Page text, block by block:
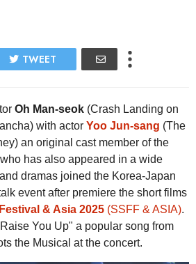
TWEET
Oh Man-seok (Crash Landing on
with actor Yoo Jun-sang (The
an original cast member of the
has also appeared in a wide
dramas joined the Korea-Japan
event after premiere the short films
& Asia 2025 (SSFF & ASIA).
You Up" a popular song from
the Musical at the concert.